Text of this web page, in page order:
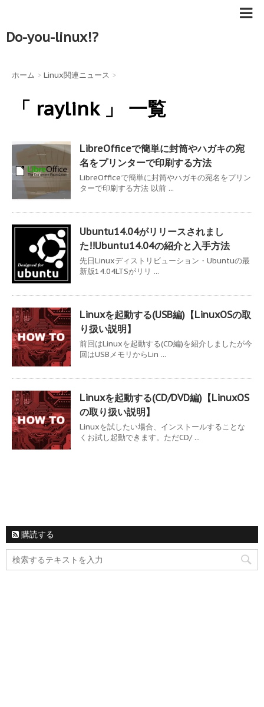
Do-you-linux!?
ホーム > Linux関連ニュース >
「 raylink 」 一覧
LibreOfficeで簡単に封筒やハガキの宛
名をプリンターで印刷する方法
LibreOfficeで簡単に封筒やハガキの宛名をプリン
ターで印刷する方法 以前 ...
Ubuntu14.04がリリースされまし
た!!Ubuntu14.04の紹介と入手方法
先日Linuxディストリビューション・Ubuntuの最
新版14.04LTSがリリ ...
Linuxを起動する(USB編)【LinuxOSの取
り扱い説明】
前回はLinuxを起動する(CD編)を紹介しましたが今
回はUSBメモリからLin ...
Linuxを起動する(CD/DVD編)【LinuxOS
の取り扱い説明】
Linuxを試したい場合、インストールすることな
くお試し起動できます。ただCD/ ...
購読する